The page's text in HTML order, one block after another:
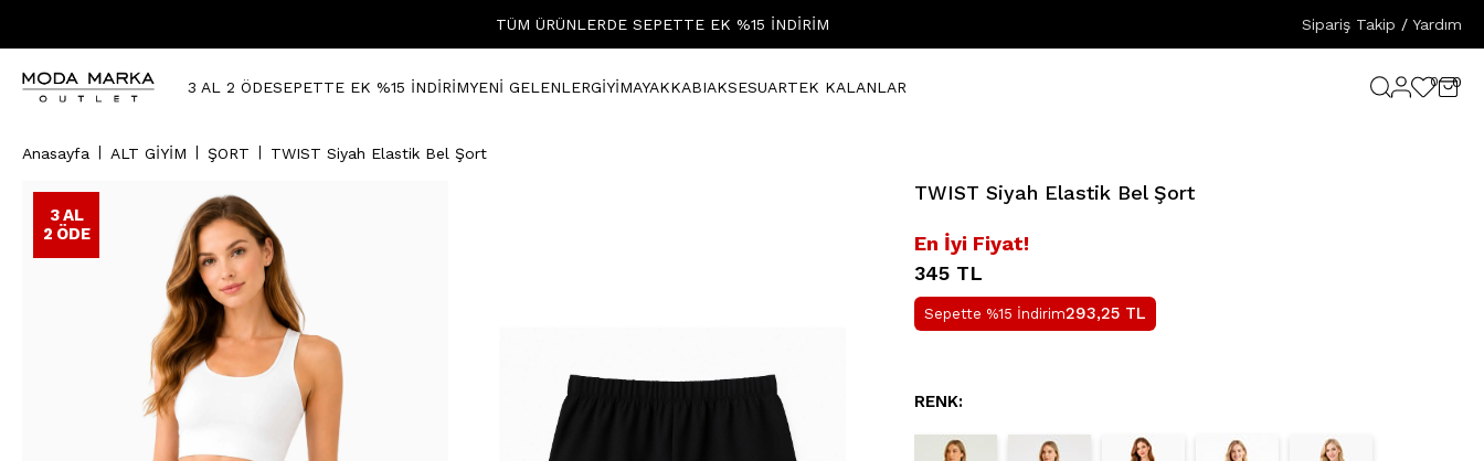
TÜM ÜRÜNLERDE SEPETTE EK %15 İNDİRİM Sipariş Takip / Yardım
3 AL 2 ÖDESEPETTE EK %15 İNDİRİMYENİ GELENLERGİYİMAYAKKABIAKSESUARTEK KALANLAR 0 0
Anasayfa ALT GİYİM ŞORT TWIST Siyah Elastik Bel Şort
3 AL
2 ÖDE
TWIST Siyah Elastik Bel Şort
En İyi Fiyat!
345 TL
Sepette %15 İndirim293,25 TL
RENK: